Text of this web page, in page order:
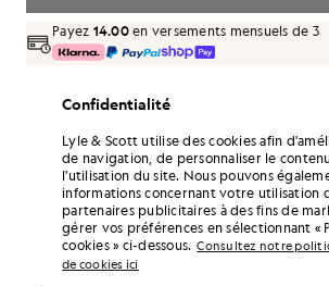
Payez 14.00en versements mensuels de 3
Livraison à domicile et points de retrait.
Gagnez le double de points ! Cumulez
points «252» grâce à cet achat.
6 points = 1,00 £GB
DÉTAILS DU PRODUIT
ADAPTATION DU PRODUIT
COMPOSITION ET ENTRETIEN
Confidentialité
Lyle & Scott utilise des cookies afin
de navigation, de personnaliser le
l'utilisation du site. Nous pouvons
informations concernant votre utilisation
partenaires publicitaires à des fins de
gérer vos préférences en sélectionnant «
cookies » ci-dessous. Consultez notre
de cookies ici